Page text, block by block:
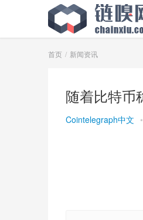
首页 新闻资讯
随着比特币
Cointelegraph中文 •